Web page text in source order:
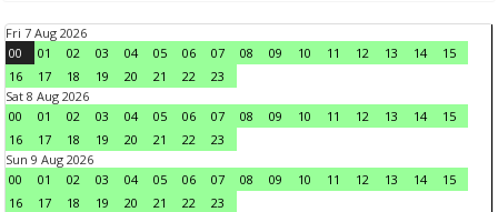
Fri 7 Aug 2026
00
01 02 03 04 05 06 07 08 09 10 11 12 13 14
15
16
17 18 19 20 21 22
23
Sat 8 Aug 2026
00
01 02 03 04 05 06 07 08 09 10 11 12 13 14
15
16
17 18 19 20 21 22
23
Sun 9 Aug 2026
00
01 02 03 04 05 06 07 08 09 10 11 12 13 14
15
16
17 18 19 20 21 22
23